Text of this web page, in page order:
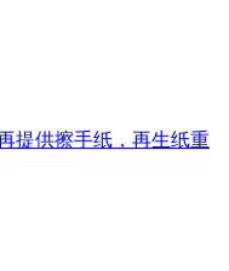
提供擦手纸，再生纸重